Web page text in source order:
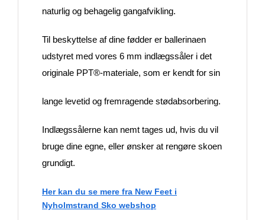
naturlig og behagelig gangafvikling.
Til beskyttelse af dine fødder er ballerinaen
udstyret med vores 6 mm indlægssåler i det
originale PPT®-materiale, som er kendt for sin
lange levetid og fremragende stødabsorbering.
Indlægssålerne kan nemt tages ud, hvis du vil
bruge dine egne, eller ønsker at rengøre skoen
grundigt.
Her kan du se mere fra New Feet i
Nyholmstrand Sko webshop